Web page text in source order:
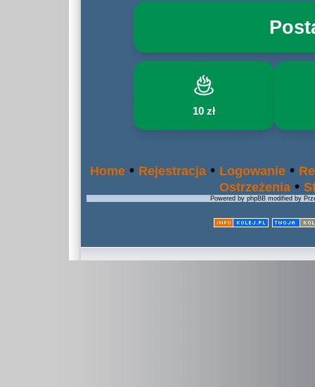
10 zł
Home • Rejestracja • Logowanie •
Ostrzeżenia •
Powered by phpBB modified by